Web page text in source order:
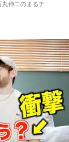
伸二のまるチ